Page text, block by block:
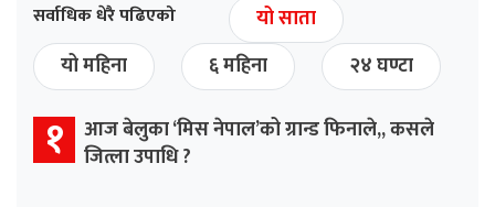
सर्वाधिक धेरै पढिएको
यो साता
यो महिना
६ महिना २४ घण्टा
१ आज बेलुका ‘मिस नेपाल’को ग्रान्ड फिनाले,, कसले
जित्ला उपाधि ?